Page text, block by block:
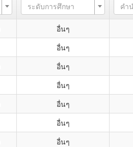
ระดับการศึกษา คำ
อื่นๆ
อื่นๆ
อื่นๆ
อื่นๆ
อื่นๆ
อื่นๆ
อื่นๆ